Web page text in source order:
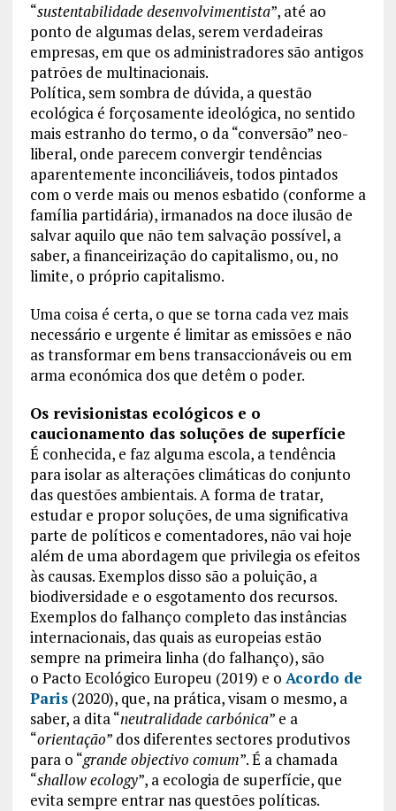
“sustentabilidade desenvolvimentista”, até ao
ponto de algumas delas, serem verdadeiras
empresas, em que os administradores são antigos
patrões de multinacionais.
Política, sem sombra de dúvida, a questão
ecológica é forçosamente ideológica, no sentido
mais estranho do termo, o da “conversão” neo-
liberal, onde parecem convergir tendências
aparentemente inconciliáveis, todos pintados
com o verde mais ou menos esbatido (conforme a
família partidária), irmanados na doce ilusão de
salvar aquilo que não tem salvação possível, a
saber, a financeirização do capitalismo, ou, no
limite, o próprio capitalismo.
Uma coisa é certa, o que se torna cada vez mais
necessário e urgente é limitar as emissões e não
as transformar em bens transaccionáveis ou em
arma económica dos que detêm o poder.
Os revisionistas ecológicos e o
caucionamento das soluções de superfície
É conhecida, e faz alguma escola, a tendência
para isolar as alterações climáticas do conjunto
das questões ambientais. A forma de tratar,
estudar e propor soluções, de uma significativa
parte de políticos e comentadores, não vai hoje
além de uma abordagem que privilegia os efeitos
às causas. Exemplos disso são a poluição, a
biodiversidade e o esgotamento dos recursos.
Exemplos do falhanço completo das instâncias
internacionais, das quais as europeias estão
sempre na primeira linha (do falhanço), são
o Pacto Ecológico Europeu (2019) e o Acordo de
Paris(2020), que, na prática, visam o mesmo, a
saber, a dita “neutralidade carbónica” e a
“orientação” dos diferentes sectores produtivos
para o “grande objectivo comum”. É a chamada
“shallow ecology”, a ecologia de superfície, que
evita sempre entrar nas questões políticas.